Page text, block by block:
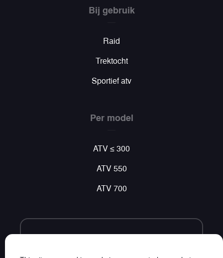
Bij gebruik
Raid
Trektocht
Sportief atv
Per model
ATV ≤ 300
ATV 550
ATV 700
Volg ons